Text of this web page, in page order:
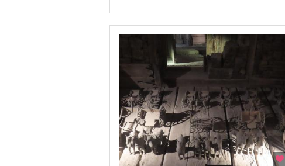
南寧
南昌
合肥
吉林
吉林省
吐魯番
周庄 (周荘)